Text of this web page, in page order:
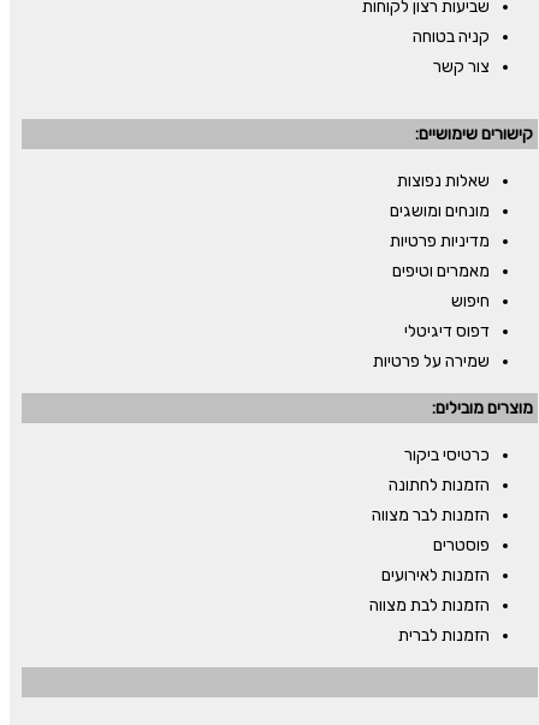
שביעות רצון לקוחות
קניה בטוחה
צור קשר
קישורים שימושיים:
שאלות נפוצות
מונחים ומושגים
מדיניות פרטיות
מאמרים וטיפים
חיפוש
דפוס דיגיטלי
שמירה על פרטיות
מוצרים מובילים:
כרטיסי ביקור
הזמנות לחתונה
הזמנות לבר מצווה
פוסטרים
הזמנות לאירועים
הזמנות לבת מצווה
הזמנות לברית